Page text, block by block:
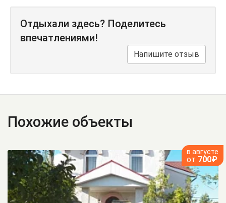
Отдыхали здесь? Поделитесь
впечатлениями!
Напишите отзыв
Похожие объекты
в августе
от 700₽